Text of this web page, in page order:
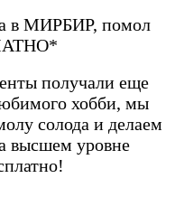
в МИРБИР, помол
получали еще
хобби, мы
солода и делаем
высшем уровне